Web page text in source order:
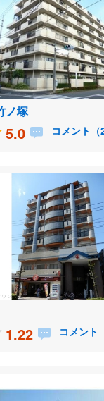
ノ塚
5.0 コメント（
1.22 コメント